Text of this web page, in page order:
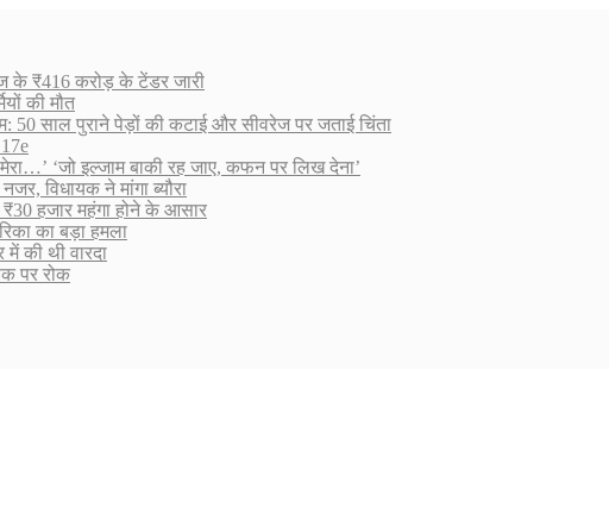
के ₹416 करोड़ के टेंडर जारी
की मौत
50 साल पुराने पेड़ों की कटाई और सीवरेज पर जताई चिंता
‘जो इल्जाम बाकी रह जाए, कफन पर लिख देना’
विधायक ने मांगा ब्यौरा
हजार महंगा होने के आसार
का बड़ा हमला
की थी वारदा
पर रोक